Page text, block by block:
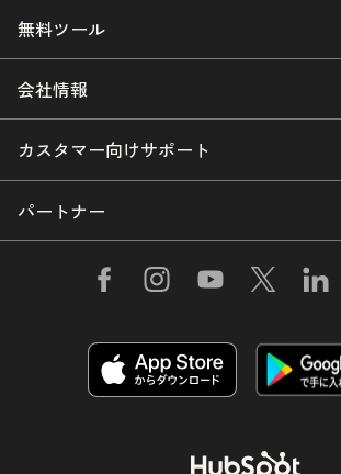
無料ツール
会社情報
カスタマー向けサポート
パートナー